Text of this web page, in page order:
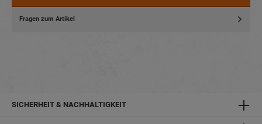
Fragen zum Artikel
SICHERHEIT & NACHHALTIGKEIT